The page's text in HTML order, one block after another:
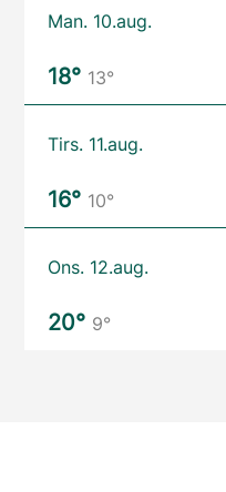
Man. 10.aug.
18° 13°
Tirs. 11.aug.
16° 10°
Ons. 12.aug.
20° 9°